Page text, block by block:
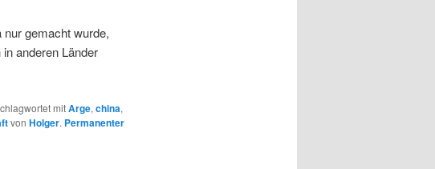
gemacht wurde,
anderen Länder
mitArge, china,
von Holger. Permanenter